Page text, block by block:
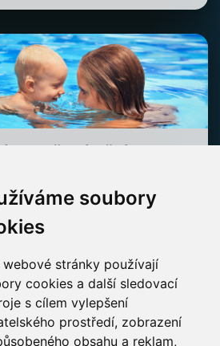
soubory
stránky používají
cookies a další sledovací
s cílem vylepšení
prostředí, zobrazení
obsahu a reklam,
A CVIČENÍ DĚTÍ DO 6